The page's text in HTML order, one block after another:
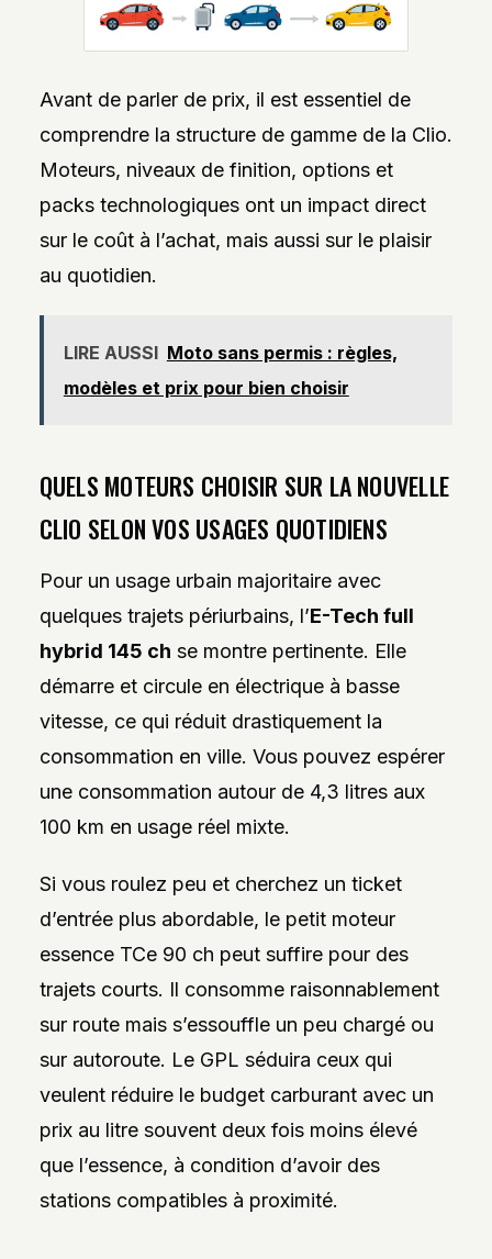
Avant de parler de prix, il est essentiel de
comprendre la structure de gamme de la Clio.
Moteurs, niveaux de finition, options et
packs technologiques ont un impact direct
sur le coût à l’achat, mais aussi sur le plaisir
au quotidien.
LIRE AUSSI Moto sans permis : règles,
modèles et prix pour bien choisir
QUELS MOTEURS CHOISIR SUR LA NOUVELLE
CLIO SELON VOS USAGES QUOTIDIENS
Pour un usage urbain majoritaire avec
quelques trajets périurbains, l’E-Tech full
hybrid 145 ch se montre pertinente. Elle
démarre et circule en électrique à basse
vitesse, ce qui réduit drastiquement la
consommation en ville. Vous pouvez espérer
une consommation autour de 4,3 litres aux
100 km en usage réel mixte.
Si vous roulez peu et cherchez un ticket
d’entrée plus abordable, le petit moteur
essence TCe 90 ch peut suffire pour des
trajets courts. Il consomme raisonnablement
sur route mais s’essouffle un peu chargé ou
sur autoroute. Le GPL séduira ceux qui
veulent réduire le budget carburant avec un
prix au litre souvent deux fois moins élevé
que l’essence, à condition d’avoir des
stations compatibles à proximité.